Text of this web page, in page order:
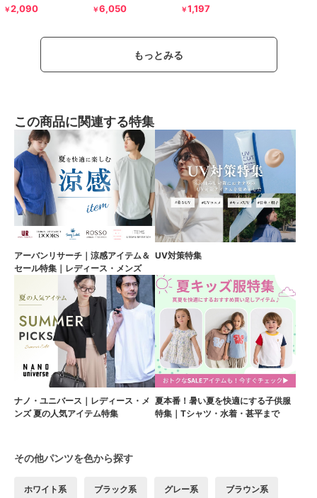
￥2,090 ￥6,050 ￥1,197
もっとみる
この商品に関連する特集
アーバンリサーチ｜涼感アイテム＆
セール特集｜レディース・メンズ
UV対策特集
ナノ・ユニバース｜レディース・メ
ンズ 夏の人気アイテム特集
夏本番！暑い夏を快適にする子供服
特集｜Tシャツ・水着・甚平まで
その他パンツを色から探す
ホワイト系 ブラック系 グレー系 ブラウン系